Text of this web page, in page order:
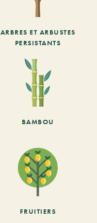
ARBRES ET ARBUSTES
PERSISTANTS
BAMBOU
FRUITIERS